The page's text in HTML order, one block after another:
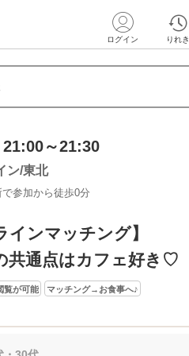
ログイン りれき
～21:30
ン/東北
参加から徒歩0分
インマッチング】
共通点はカフェ好き♡
覧が可能 マッチング→お食事へ♪